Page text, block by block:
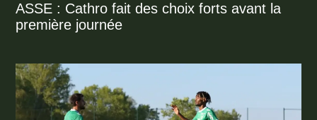
ASSE : Cathro fait des choix forts avant la
première journée